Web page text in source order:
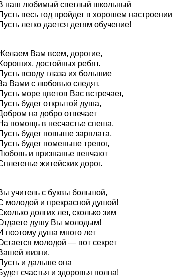
наш любимый светлый школьный
весь год пройдет в хорошем
легко дается детям обучение!
Вам всем, дорогие,
достойных ребят.
всюду глаза их большие
Вами с любовью следят,
море цветов Вас встречает,
будет открытой душа,
на добро отвечает
помощь в несчастье спеша,
будет повыше зарплата,
будет поменьше тревог,
и признанье венчают
житейских дорог.
учитель с буквы большой,
молодой и прекрасной душой!
долгих лет, сколько зим
душу Вы молодым!
поэтому душа много лет
молодой — вот секрет
жизни.
и дальше она
счастья и здоровья полна!